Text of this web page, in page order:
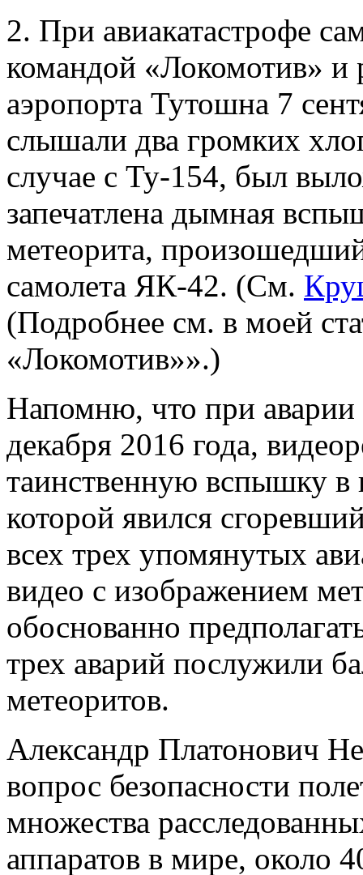
2. При авиакатастрофе
командой «Локомотив» и
аэропорта Тутошна 7
слышали два громких
случае с Ту-154, был
запечатлена дымная
метеорита,
самолета ЯК-42. (См.
(Подробнее см. в моей
«Локомотив»».)
Напомню, что при
декабря 2016 года,
таинственную вспышку в
которой явился
всех трех упомянутых
видео с изображением
обоснованно
трех аварий послужили
метеоритов.
Александр Платонович
вопрос безопасности
множества
аппаратов в мире, около